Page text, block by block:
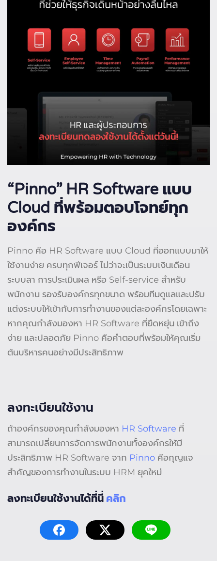
“Pinno” HR Software แบบ
Cloud ที่พร้อมตอบโจทย์ทุก
องค์กร
Pinno คือ HR Software แบบ Cloud ที่ออกแบบมาให้
ใช้งานง่าย ครบทุกฟีเจอร์ ไม่ว่าจะเป็นระบบเงินเดือน
ระบบลา การประเมินผล หรือ Self-service สำหรับ
พนักงาน รองรับองค์กรทุกขนาด พร้อมทีมดูแลและปรับ
แต่งระบบให้เข้ากับการทำงานของแต่ละองค์กรโดยเฉพาะ
หากคุณกำลังมองหา HR Software ที่ยืดหยุ่น เข้าถึง
ง่าย และปลอดภัย Pinno คือคำตอบที่พร้อมให้คุณเริ่ม
ต้นบริหารคนอย่างมีประสิทธิภาพ
ลงทะเบียนใช้งาน
ถ้าองค์กรของคุณกำลังมองหา HR Software ที่
สามารถเปลี่ยนการจัดการพนักงานทั้งองค์กรให้มี
ประสิทธิภาพ HR Software จาก Pinno คือกุญแจ
สำคัญของการทำงานในระบบ HRM ยุคใหม่
ลงทะเบียนใช้งานได้ที่นี่ คลิก